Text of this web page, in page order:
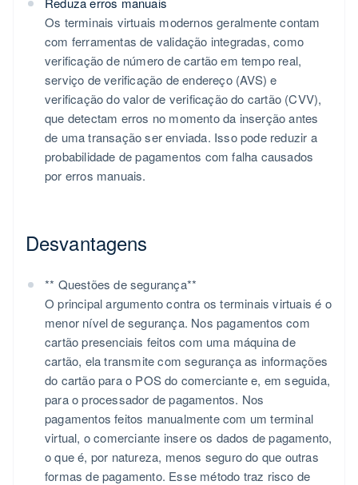
Os terminais virtuais modernos geralmente contam
com ferramentas de validação integradas, como
verificação de número de cartão em tempo real,
serviço de verificação de endereço (AVS) e
verificação do valor de verificação do cartão (CVV),
que detectam erros no momento da inserção antes
de uma transação ser enviada. Isso pode reduzir a
probabilidade de pagamentos com falha causados
por erros manuais.
Desvantagens​
** Questões de segurança**
O principal argumento contra os terminais virtuais é o
menor nível de segurança. Nos pagamentos com
cartão presenciais feitos com uma máquina de
cartão, ela transmite com segurança as informações
do cartão para o POS do comerciante e, em seguida,
para o processador de pagamentos. Nos
pagamentos feitos manualmente com um terminal
virtual, o comerciante insere os dados de pagamento,
o que é, por natureza, menos seguro do que outras
formas de pagamento. Esse método traz risco de